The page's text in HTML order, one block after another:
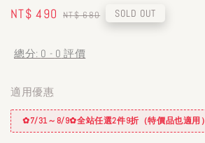
Sale
NT$ 490 Regular
NT$ 680 SOLD OUT
總分: 0 - 0 評價
適用優惠
✿7/31～8/9✿全站任選2件9折（特價品也適用）